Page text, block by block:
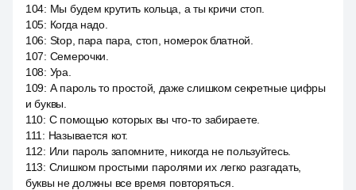
104: Мы будем крутить кольца, а ты кричи стоп.
105: Когда надо.
106: Stop, пара пара, стоп, номерок блатной.
107: Семерочки.
108: Ура.
109: А пароль то простой, даже слишком секретные цифры
и буквы.
110: С помощью которых вы что-то забираете.
111 : Называется кот.
112: Или пароль запомните, никогда не пользуйтесь.
113: Слишком простыми паролями их легко разгадать,
буквы не должны все время повторяться.